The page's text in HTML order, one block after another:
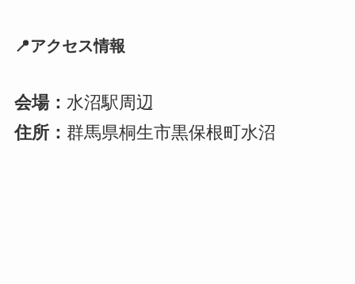
📍アクセス情報
会場： 水沼駅周辺
住所： 群馬県桐生市黒保根町水沼